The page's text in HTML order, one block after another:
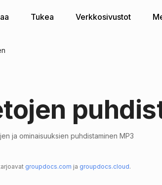
Tukea Verkkosivustot
ja ominaisuuksien puhdistaminen MP3
groupdocs.com ja groupdocs.cloud.